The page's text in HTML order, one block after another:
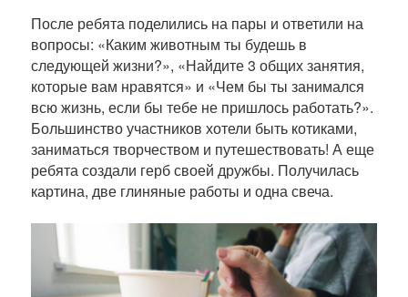
После ребята поделились на пары и ответили на
вопросы: «Каким животным ты будешь в
следующей жизни?», «Найдите 3 общих занятия,
которые вам нравятся» и «Чем бы ты занимался
всю жизнь, если бы тебе не пришлось работать?».
Большинство участников хотели быть котиками,
заниматься творчеством и путешествовать! А еще
ребята создали герб своей дружбы. Получилась
картина, две глиняные работы и одна свеча.